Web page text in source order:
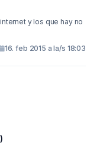
y los que hay no
16. feb 2015 a la/s 18:03